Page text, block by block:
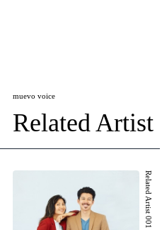
muevo voice
Related Artist
Related Artist 001